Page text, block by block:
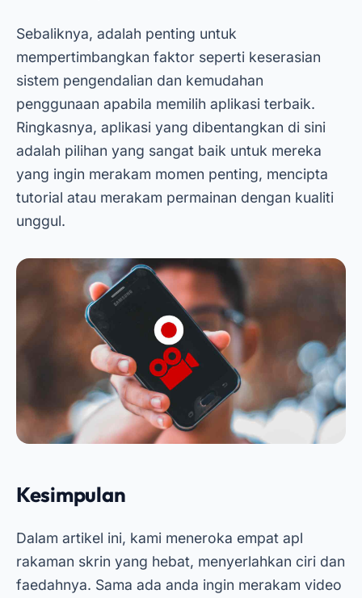
Sebaliknya, adalah penting untuk
mempertimbangkan faktor seperti keserasian
sistem pengendalian dan kemudahan
penggunaan apabila memilih aplikasi terbaik.
Ringkasnya, aplikasi yang dibentangkan di sini
adalah pilihan yang sangat baik untuk mereka
yang ingin merakam momen penting, mencipta
tutorial atau merakam permainan dengan kualiti
unggul.
Kesimpulan
Dalam artikel ini, kami meneroka empat apl
rakaman skrin yang hebat, menyerlahkan ciri dan
faedahnya. Sama ada anda ingin merakam video